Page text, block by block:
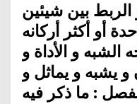
الربط بين شيئين
أو أكثر أركانه
الشبه و الأداة و
يشبه و يماثل و
: ما ذكر فيه